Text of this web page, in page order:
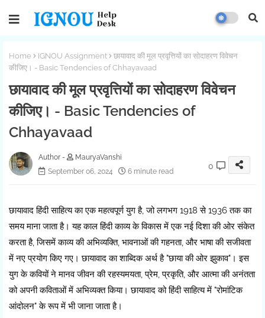
Home IGNOU Assignment
छायावाद की मूल प्रवृत्तियों का सोदाहरण विवेचन
कीजिए। - Basic Tendencies of Chhayavaad
छायावाद की मूल प्रवृत्तियों का सोदाहरण विवेचन
कीजिए। - Basic Tendencies of
Chhayavaad
MauryaVanshi
September 06, 2024
6 minute read
0
छायावाद हिंदी साहित्य का एक महत्वपूर्ण युग है, जो लगभग 1918 से 1936 तक का
समय माना जाता है। यह काल हिंदी काव्य के विकास में एक नई दिशा की ओर संकेत
करता है, जिसमें काव्य की अभिव्यक्ति, भावनाओं की गहनता, और भाषा की सजीवता
में नए प्रयोग किए गए। छायावाद का शाब्दिक अर्थ है "छाया की ओर झुकाव"। इस
युग के कवियों ने मानव जीवन की रहस्यमयता, प्रेम, प्रकृति, और आत्मा की अनंतता
को अपनी कविताओं में अभिव्यक्त किया। छायावाद को हिंदी साहित्य में "रोमांटिक
आंदोलन" के रूप में भी जाना जाता है।